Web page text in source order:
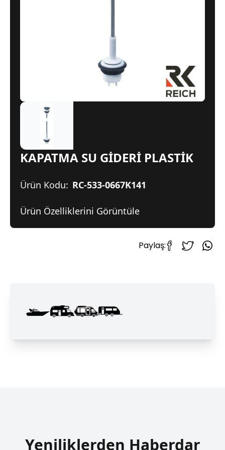
KAPATMA SU GİDERİ PLASTİK
Ürün Kodu: RC-533-0667K141
Ürün Özelliklerini Görüntüle
Paylaş:
Yeniliklerden Haberdar